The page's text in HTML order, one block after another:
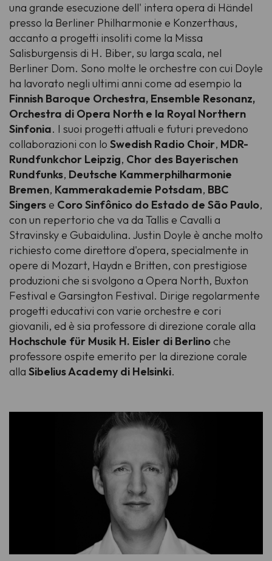
una grande esecuzione dell' intera opera di Händel
presso la Berliner Philharmonie e Konzerthaus,
accanto a progetti insoliti come la Missa
Salisburgensis di H. Biber, su larga scala, nel
Berliner Dom. Sono molte le orchestre con cui Doyle
ha lavorato negli ultimi anni come ad esempio la
Finnish Baroque Orchestra, Ensemble Resonanz,
Orchestra di Opera North e la Royal Northern
Sinfonia. I suoi progetti attuali e futuri prevedono
collaborazioni con lo Swedish Radio Choir, MDR-
Rundfunkchor Leipzig, Chor des Bayerischen
Rundfunks, Deutsche Kammerphilharmonie
Bremen, Kammerakademie Potsdam, BBC
Singerse Coro Sinfônico do Estado de São Paulo,
con un repertorio che va da Tallis e Cavalli a
Stravinsky e Gubaidulina. Justin Doyle è anche molto
richiesto come direttore d'opera, specialmente in
opere di Mozart, Haydn e Britten, con prestigiose
produzioni che si svolgono a Opera North, Buxton
Festival e Garsington Festival. Dirige regolarmente
progetti educativi con varie orchestre e cori
giovanili, ed è sia professore di direzione corale alla
Hochschule für Musik H. Eisler di Berlinoche
professore ospite emerito per la direzione corale
alla Sibelius Academy di Helsinki.